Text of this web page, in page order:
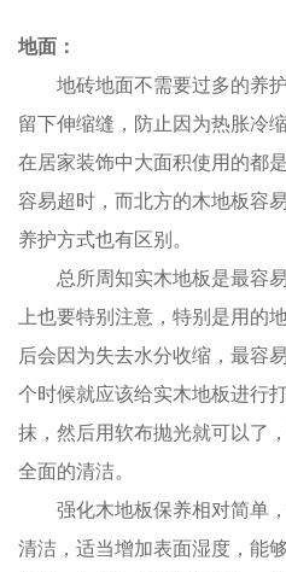
地面：
地砖地面不需要过多的养
留下伸缩缝，防止因为热胀冷
在居家装饰中大面积使用的都
容易超时，而北方的木地板容
养护方式也有区别。
总所周知实木地板是最容
上也要特别注意，特别是用的
后会因为失去水分收缩，最容
个时候就应该给实木地板进行
抹，然后用软布抛光就可以了
全面的清洁。
强化木地板保养相对简单
清洁，适当增加表面湿度，能